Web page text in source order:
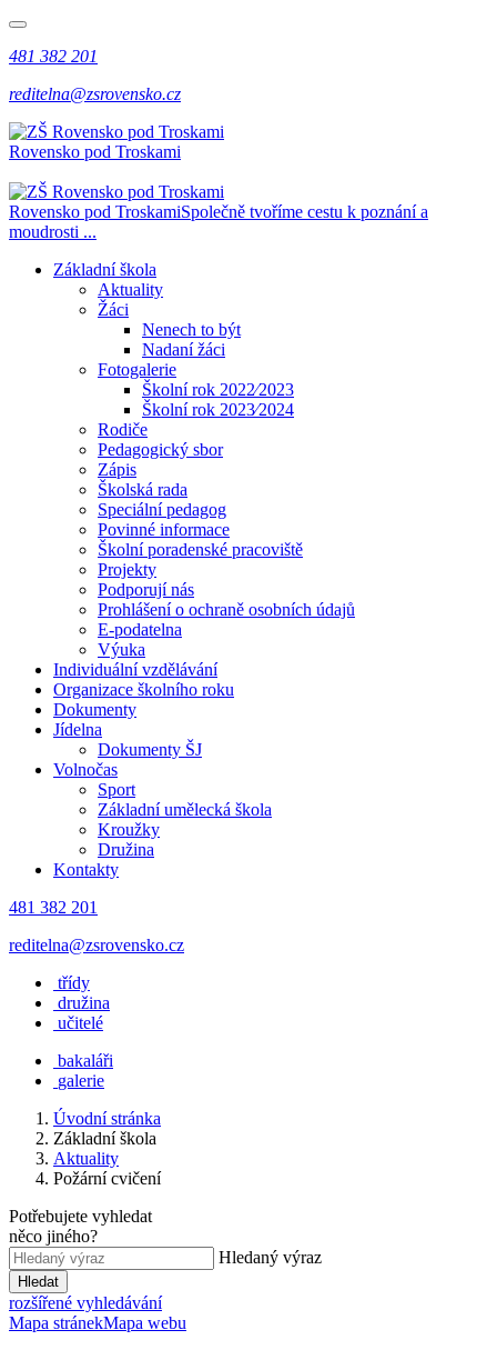
481 382 201
reditelna@zsrovensko.cz
Rovensko pod Troskami
Rovensko pod TroskamiSpolečně tvoříme cestu k poznání a
moudrosti ...
Základní škola
Aktuality
Žáci
Nenech to být
Nadaní žáci
Fotogalerie
Školní rok 2022⁄2023
Školní rok 2023⁄2024
Rodiče
Pedagogický sbor
Zápis
Školská rada
Speciální pedagog
Povinné informace
Školní poradenské pracoviště
Projekty
Podporují nás
Prohlášení o ochraně osobních údajů
E-podatelna
Výuka
Individuální vzdělávání
Organizace školního roku
Dokumenty
Jídelna
Dokumenty ŠJ
Volnočas
Sport
Základní umělecká škola
Kroužky
Družina
Kontakty
481 382 201
reditelna@zsrovensko.cz
třídy
družina
učitelé
bakaláři
galerie
Úvodní stránka
Základní škola
Aktuality
Požární cvičení
Potřebujete vyhledat
něco jiného?
Hledaný výraz
Hledat
rozšířené vyhledávání
Mapa stránekMapa webu